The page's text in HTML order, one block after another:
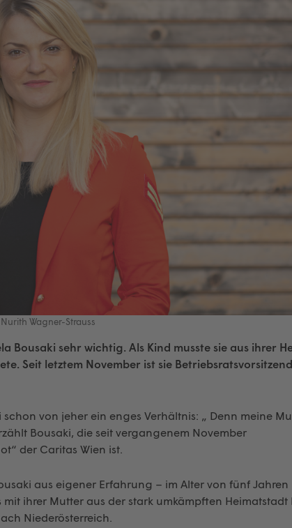
Wagner-Strauss
Bousaki sehr wichtig. Als Kind musste sie aus ihrer
Seit letztem November ist sie
von jeher ein enges Verhältnis: „ Denn meine
Bousaki, die seit vergangenem November
der Caritas Wien ist.
aus eigener Erfahrung – im Alter von fünf Jahren
ihrer Mutter aus der stark umkämpften Heimatstadt
Niederösterreich.